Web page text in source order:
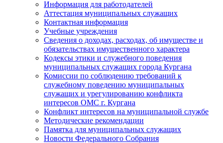
Информация для работодателей
Аттестация муниципальных служащих
Контактная информация
Учебные учреждения
Сведения о доходах, расходах, об имуществе и
обязательствах имущественного характера
Кодексы этики и служебного поведения
муниципальных служащих города Кургана
Комиссии по соблюдению требований к
служебному поведению муниципальных
служащих и урегулированию конфликта
интересов ОМС г. Кургана
Конфликт интересов на муниципальной службе
Методические рекомендации
Памятка для муниципальных служащих
Новости Федерального Cобрания